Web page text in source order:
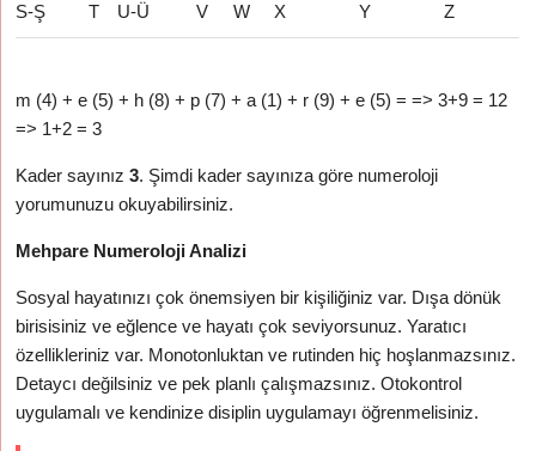
S-Ş T U-Ü V W X Y Z
m (4) + e (5) + h (8) + p (7) + a (1) + r (9) + e (5) = => 3+9 = 12
=> 1+2 = 3
Kader sayınız3. Şimdi kader sayınıza göre numeroloji
yorumunuzu okuyabilirsiniz.
Mehpare Numeroloji Analizi
Sosyal hayatınızı çok önemsiyen bir kişiliğiniz var. Dışa dönük
birisisiniz ve eğlence ve hayatı çok seviyorsunuz. Yaratıcı
özellikleriniz var. Monotonluktan ve rutinden hiç hoşlanmazsınız.
Detaycı değilsiniz ve pek planlı çalışmazsınız. Otokontrol
uygulamalı ve kendinize disiplin uygulamayı öğrenmelisiniz.